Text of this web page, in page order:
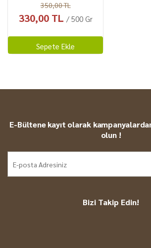
350,00 TL
330,00 TL / 500 Gr
Sepete Ekle
E-Bültene kayıt olarak
olun !
Bizi Takip Edin!